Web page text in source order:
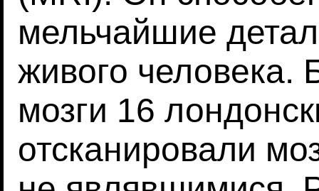
мельчайшие
живого человека.
мозги 16
отсканировали